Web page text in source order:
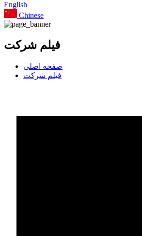
English
Chinese
فیلم شرکت
صفحه اصلی
فیلم شرکت